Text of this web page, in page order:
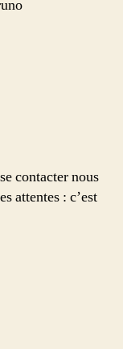
contacter nous
attentes : c’est